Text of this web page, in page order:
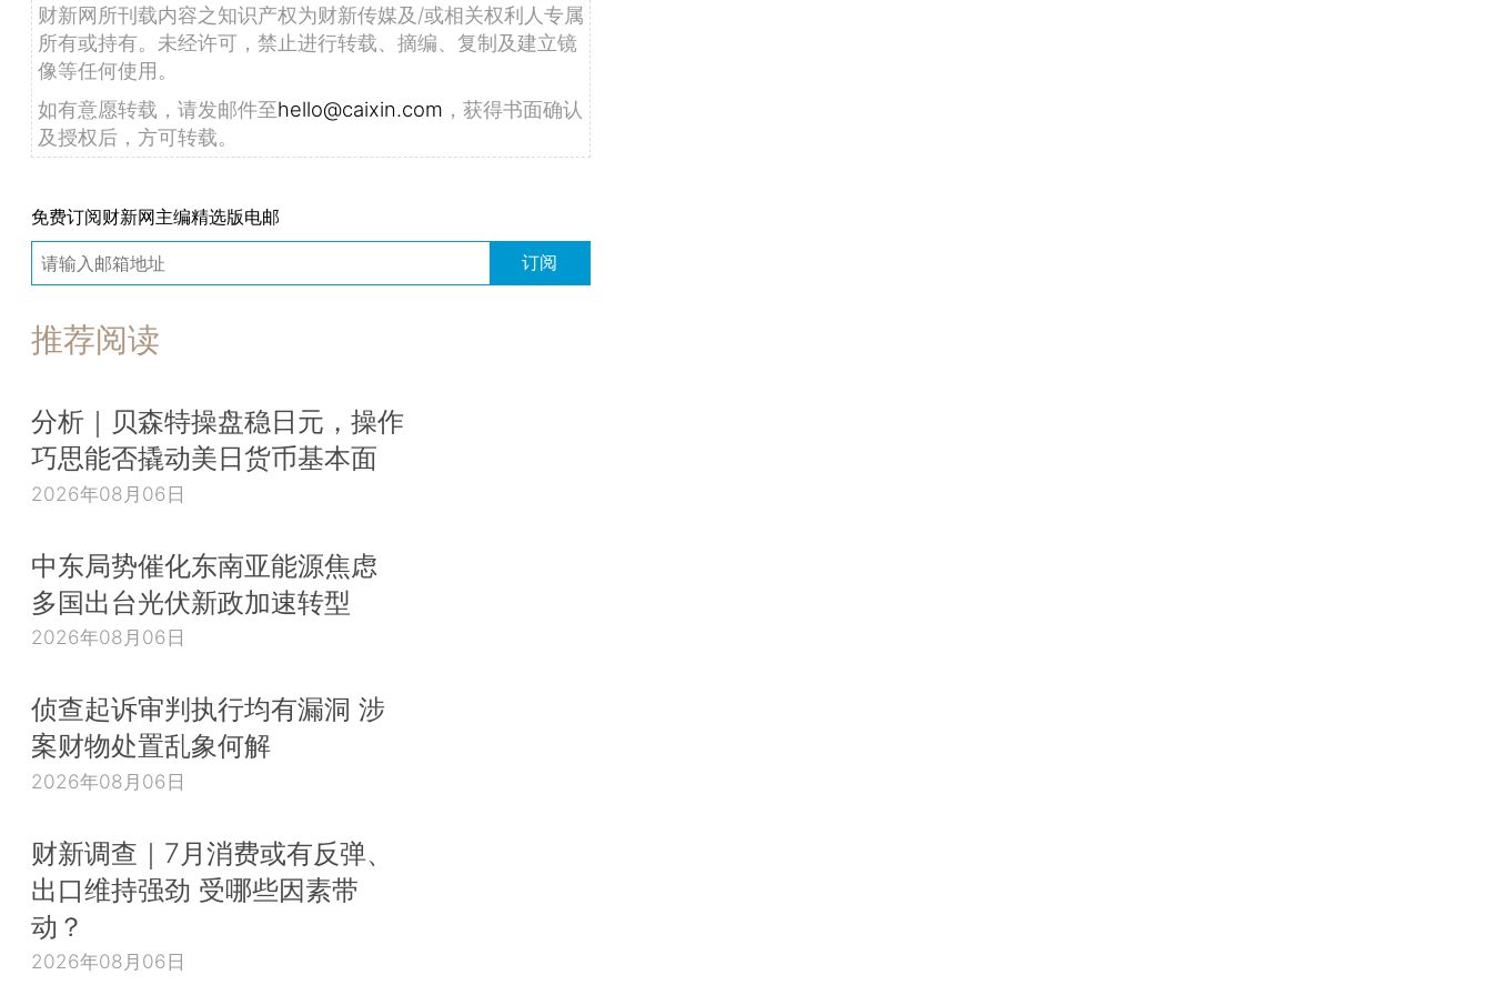
财新网所刊载内容之知识产权为财新传媒及/或相关权利人专属
所有或持有。未经许可，禁止进行转载、摘编、复制及建立镜
像等任何使用。
如有意愿转载，请发邮件至hello@caixin.com ，获得书面确认
及授权后，方可转载。
免费订阅财新网主编精选版电邮
订阅
推荐阅读
分析｜贝森特操盘稳日元，操作
巧思能否撬动美日货币基本面
2026年08月06日
中东局势催化东南亚能源焦虑
多国出台光伏新政加速转型
2026年08月06日
侦查起诉审判执行均有漏洞 涉
案财物处置乱象何解
2026年08月06日
财新调查｜7月消费或有反弹、
出口维持强劲 受哪些因素带
动？
2026年08月06日